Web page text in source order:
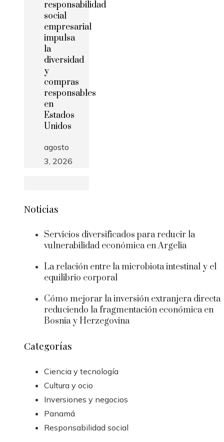
responsabilidad
social
empresarial
impulsa
la
diversidad
y
compras
responsables
en
Estados
Unidos
agosto
3, 2026
Noticias
Servicios diversificados para reducir la
vulnerabilidad económica en Argelia
La relación entre la microbiota intestinal y el
equilibrio corporal
Cómo mejorar la inversión extranjera directa
reduciendo la fragmentación económica en
Bosnia y Herzegovina
Categorías
Ciencia y tecnología
Cultura y ocio
Inversiones y negocios
Panamá
Responsabilidad social